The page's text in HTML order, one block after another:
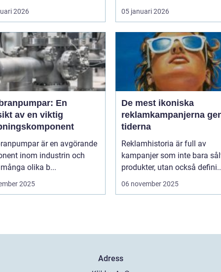
2026 05 januari 2026
En
av en viktig
är en avgörande
inom industrin och
olika b...
2025
De mest ikoniska
reklamkampanjerna
tiderna
Reklamhistoria är full av
kampanjer som inte bara
produkter, utan också
06 november 2025
Adress